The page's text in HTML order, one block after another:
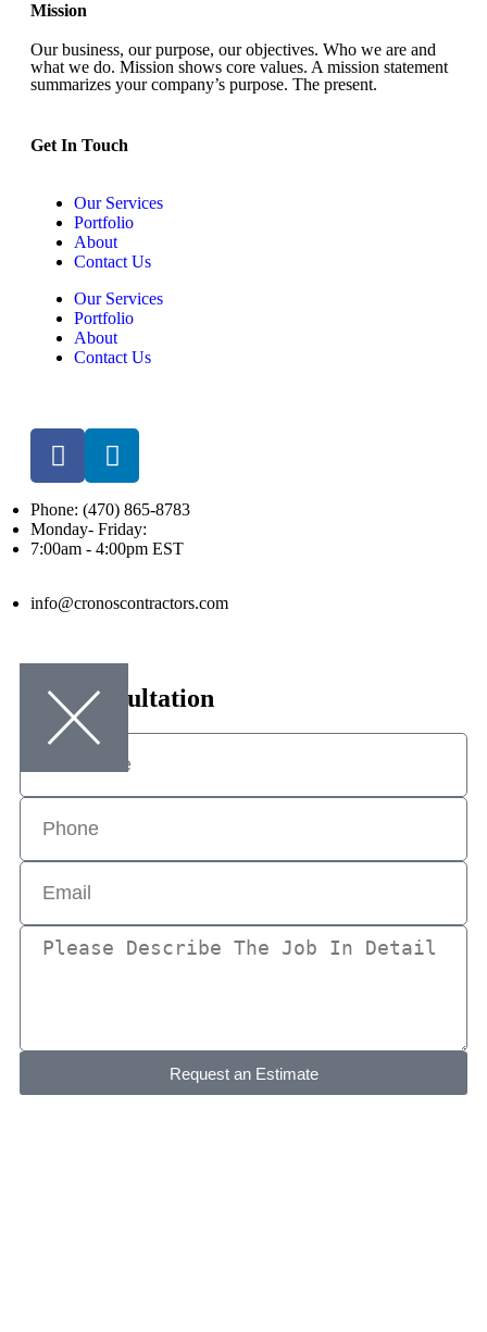
Mission
Our business, our purpose, our objectives. Who we are and
what we do. Mission shows core values. A mission statement
summarizes your company’s purpose. The present.
Get In Touch​
Our Services
Portfolio
About
Contact Us
Our Services
Portfolio
About
Contact Us
Phone: (470) 865-8783
Monday- Friday:
7:00am - 4:00pm EST
info@cronoscontractors.com
Free consultation
Request an Estimate